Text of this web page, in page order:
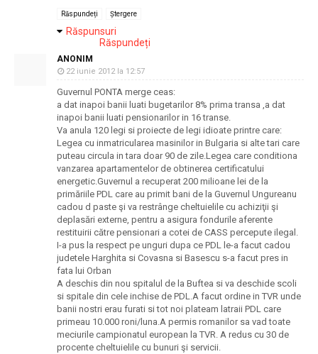
Răspundeți Ștergere
Răspunsuri
Răspundeți
ANONIM
22 iunie 2012 la 12:57
Guvernul PONTA merge ceas:
a dat inapoi banii luati bugetarilor 8% prima transa ,a dat
inapoi banii luati pensionarilor in 16 transe.
Va anula 120 legi si proiecte de legi idioate printre care:
Legea cu inmatricularea masinilor in Bulgaria si alte tari care
puteau circula in tara doar 90 de zile.Legea care conditiona
vanzarea apartamentelor de obtinerea certificatului
energetic.Guvernul a recuperat 200 milioane lei de la
primăriile PDL care au primit bani de la Guvernul Ungureanu
cadou d paste şi va restrânge cheltuielile cu achiziţii şi
deplasări externe, pentru a asigura fondurile aferente
restituirii către pensionari a cotei de CASS percepute ilegal.
I-a pus la respect pe unguri dupa ce PDL le-a facut cadou
judetele Harghita si Covasna si Basescu s-a facut pres in
fata lui Orban
A deschis din nou spitalul de la Buftea si va deschide scoli
si spitale din cele inchise de PDL.A facut ordine in TVR unde
banii nostri erau furati si tot noi plateam latraii PDL care
primeau 10.000 roni/luna.A permis romanilor sa vad toate
meciurile campionatul european la TVR. A redus cu 30 de
procente cheltuielile cu bunuri şi servicii.